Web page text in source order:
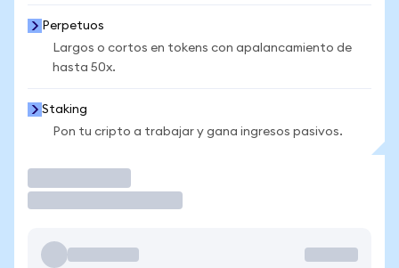
Perpetuos
Largos o cortos en tokens con apalancamiento de
hasta 50x.
Staking
Pon tu cripto a trabajar y gana ingresos pasivos.